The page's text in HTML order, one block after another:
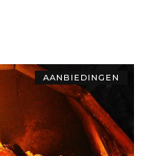
AANBIEDINGEN